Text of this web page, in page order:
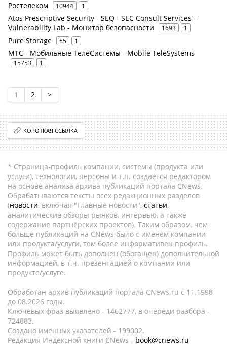
Ростелеком 10944 1
Atos Prescriptive Security - SEQ - SEC Consult Services -
Vulnerability Lab - Монитор безопасности
1693 1
Pure Storage 55 1
МТС - Мобильные ТелеСистемы - Mobile TeleSystems
15753 1
1 2 >
КОРОТКАЯ ССЫЛКА
* Страница-профиль компании, системы (продукта или
услуги), технологии, персоны и т.п. создается редактором
на основе анализа архива публикаций портала CNews.
Обрабатываются тексты всех редакционных разделов
(новости, включая "Главные новости", статьи,
аналитические обзоры рынков, интервью, а также
содержание партнёрских проектов). Таким образом, чем
больше публикаций на CNews было с именем компании
или продукта/услуги, тем более информативен профиль.
Профиль может быть дополнен (обогащен) дополнительной
информацией, в т.ч. презентацией о компании или
продукте/услуге.
Обработан архив публикаций портала CNews.ru c 11.1998
до 08.2026 годы.
Ключевых фраз выявлено - 1462777, в очереди разбора -
724883.
Создано именных указателей - 199002.
Редакция Индексной книги CNews - book@cnews.ru